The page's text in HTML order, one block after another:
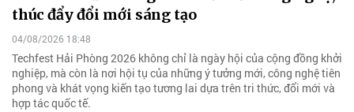
thúc đẩy đổi mới sáng tạo
04/08/2026 18:48
Techfest Hải Phòng 2026 không chỉ là ngày hội của cộng đồng khởi
nghiệp, mà còn là nơi hội tụ của những ý tưởng mới, công nghệ tiên
phong và khát vọng kiến tạo tương lai dựa trên tri thức, đổi mới và
hợp tác quốc tế.